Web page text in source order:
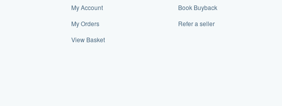
My Account
My Orders
View Basket
Book Buyback
Refer a seller